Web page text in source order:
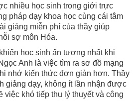
nhiều học sinh trong giới trực
pháp dạy khoa học cùng cái tâm
giảng miễn phí của thầy giúp
sợ môn Hóa.
học sinh ấn tượng nhất khi
Anh là việc tìm ra sơ đồ mạng
nhớ kiến thức đơn giản hơn. Thầy
giảng dạy, không ít lần nhận được
việc khó tiếp thu lý thuyết và công